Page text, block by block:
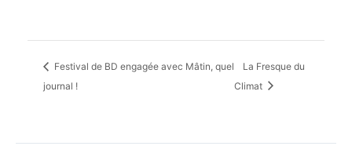
Festival de BD engagée avec Mâtin, quel
journal !
La Fresque du
Climat